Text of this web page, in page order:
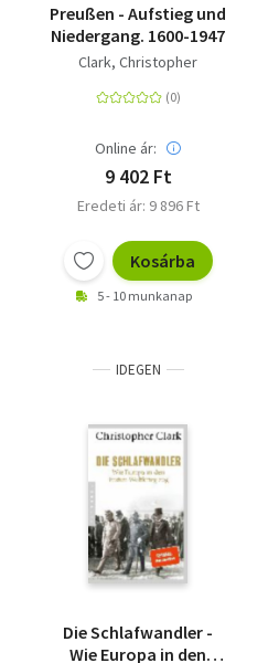
Preußen - Aufstieg und
Niedergang. 1600-1947
Clark, Christopher
Online ár:
9 402 Ft
Eredeti ár: 9 896 Ft
Kosárba
5 - 10 munkanap
IDEGEN
Die Schlafwandler -
Wie Europa in den